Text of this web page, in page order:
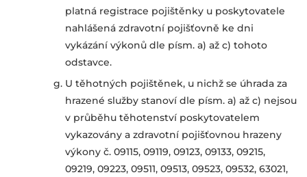
platná registrace pojištěnky u poskytovatele
nahlášená zdravotní pojišťovně ke dni
vykázání výkonů dle písm. a) až c) tohoto
odstavce.
U těhotných pojištěnek, u nichž se úhrada za
hrazené služby stanoví dle písm. a) až c) nejsou
v průběhu těhotenství poskytovatelem
vykazovány a zdravotní pojišťovnou hrazeny
výkony č. 09115, 09119, 09123, 09133, 09215,
09219, 09223, 09511, 09513, 09523, 09532, 63021,